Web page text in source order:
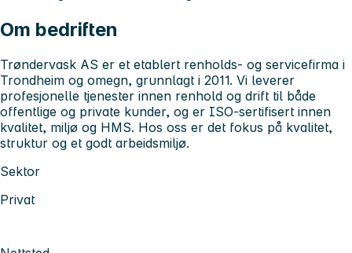
Om bedriften
Trøndervask AS er et etablert renholds- og servicefirma i
Trondheim og omegn, grunnlagt i 2011. Vi leverer
profesjonelle tjenester innen renhold og drift til både
offentlige og private kunder, og er ISO-sertifisert innen
kvalitet, miljø og HMS. Hos oss er det fokus på kvalitet,
struktur og et godt arbeidsmiljø.
Sektor
Privat